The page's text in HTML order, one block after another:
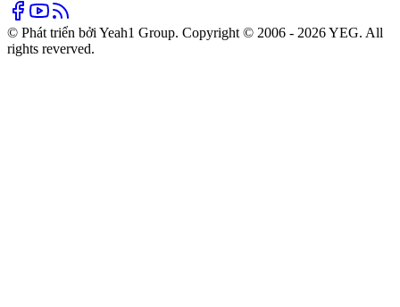
© Phát triển bởi Yeah1 Group. Copyright © 2006 - 2026 YEG. All
rights reverved.